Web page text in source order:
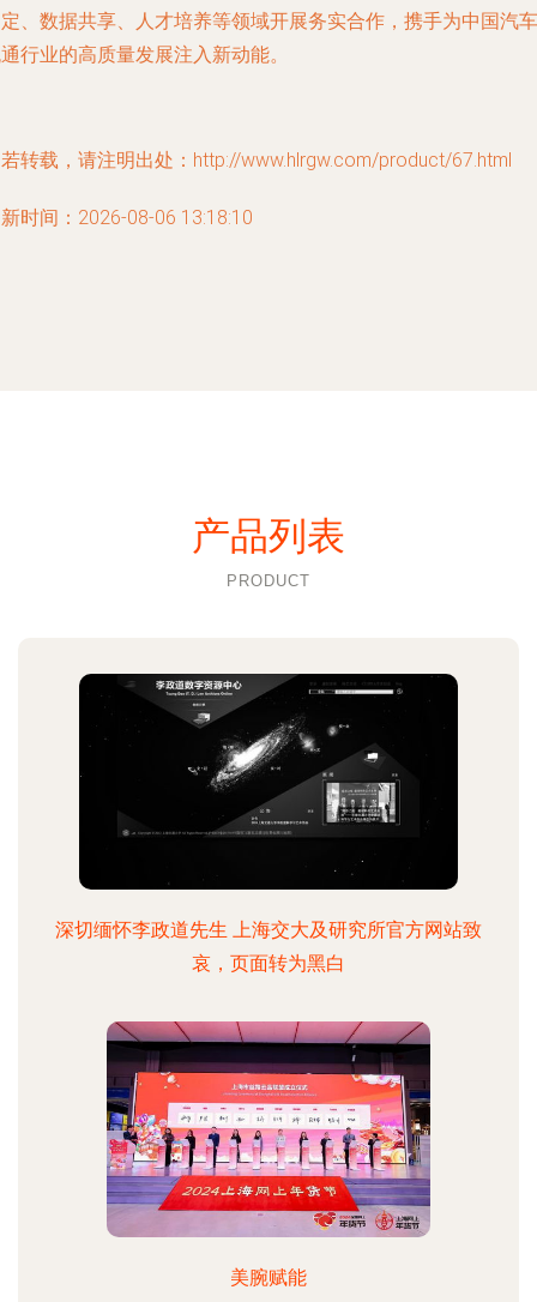
、数据共享、人才培养等领域开展务实合作，携手为中国汽车
行业的高质量发展注入新动能。
转载，请注明出处：http://www.hlrgw.com/product/67.html
时间：2026-08-06 13:18:10
产品列表
PRODUCT
深切缅怀李政道先生 上海交大及研究所官方网站致
哀，页面转为黑白
美腕赋能